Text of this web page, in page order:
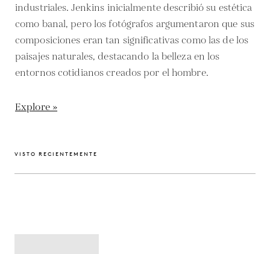
industriales. Jenkins inicialmente describió su estética
como banal, pero los fotógrafos argumentaron que sus
composiciones eran tan significativas como las de los
paisajes naturales, destacando la belleza en los
entornos cotidianos creados por el hombre.
Explore »
VISTO RECIENTEMENTE